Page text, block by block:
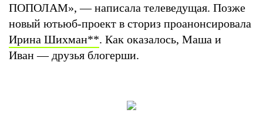
ПОПОЛАМ», — написала телеведущая. Позже
новый ютьюб-проект в сториз проанонсировала
Ирина Шихман**. Как оказалось, Маша и
Иван — друзья блогерши.